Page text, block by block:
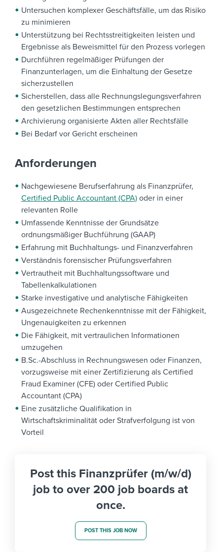
Untersuchen komplexer Geschäftsfälle, um das Risiko
zu minimieren
Unterstützung bei Rechtsstreitigkeiten leisten und
Ergebnisse als Beweismittel für den Prozess vorlegen
Durchführen regelmäßiger Prüfungen der
Finanzunterlagen, um die Einhaltung der Gesetze
sicherzustellen
Sicherstellen, dass alle Rechnungslegungsverfahren
den gesetzlichen Bestimmungen entsprechen
Archivierung organisierte Akten aller Rechtsfälle
Bei Bedarf vor Gericht erscheinen
Anforderungen
Nachgewiesene Berufserfahrung als Finanzprüfer,
Certified Public Accountant (CPA) oder in einer
relevanten Rolle
Umfassende Kenntnisse der Grundsätze
ordnungsmäßiger Buchführung (GAAP)
Erfahrung mit Buchhaltungs- und Finanzverfahren
Verständnis forensischer Prüfungsverfahren
Vertrautheit mit Buchhaltungssoftware und
Tabellenkalkulationen
Starke investigative und analytische Fähigkeiten
Ausgezeichnete Rechenkenntnisse mit der Fähigkeit,
Ungenauigkeiten zu erkennen
Die Fähigkeit, mit vertraulichen Informationen
umzugehen
B.Sc.-Abschluss in Rechnungswesen oder Finanzen,
vorzugsweise mit einer Zertifizierung als Certified
Fraud Examiner (CFE) oder Certified Public
Accountant (CPA)
Eine zusätzliche Qualifikation in
Wirtschaftskriminalität oder Strafverfolgung ist von
Vorteil
Post this Finanzprüfer (m/w/d)
job to over 200 job boards at
once.
POST THIS JOB NOW